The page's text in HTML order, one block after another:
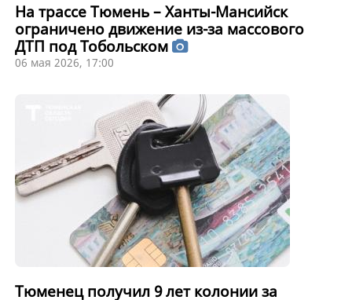
На трассе Тюмень – Ханты-Мансийск
ограничено движение из-за массового
ДТП под Тобольском
06 мая 2026, 17:00
Тюменец получил 9 лет колонии за